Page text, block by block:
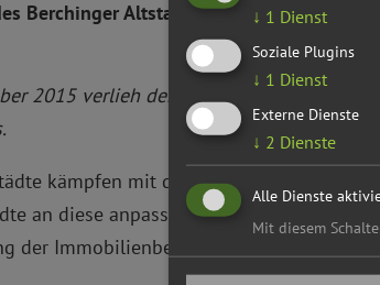
Berchinger Altstadtpreises
2015 verlieh der
kämpfen mit den Auswirkungen
an diese anpassen müssen um für
der Immobilienbesitzer, der
↓ 1 Dienst
Soziale Plugins
↓ 1 Dienst
Externe Dienste
↓ 2 Dienste
Alle Dienste
Mit diesem